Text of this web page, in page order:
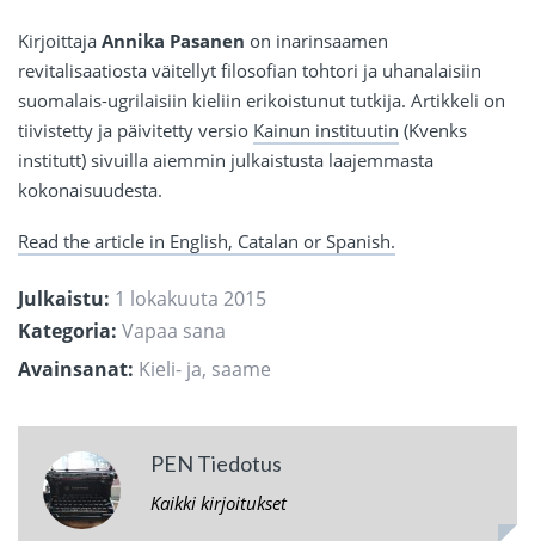
Kirjoittaja Annika Pasanen on inarinsaamen
revitalisaatiosta väitellyt filosofian tohtori ja uhanalaisiin
suomalais-ugrilaisiin kieliin erikoistunut tutkija. Artikkeli on
tiivistetty ja päivitetty versio Kainun instituutin (Kvenks
institutt) sivuilla aiemmin julkaistusta laajemmasta
kokonaisuudesta.
Read the article in English, Catalan or Spanish.
Julkaistu: 1 lokakuuta 2015
Kategoria: Vapaa sana
Avainsanat: Kieli- ja, saame
PEN Tiedotus
Kaikki kirjoitukset